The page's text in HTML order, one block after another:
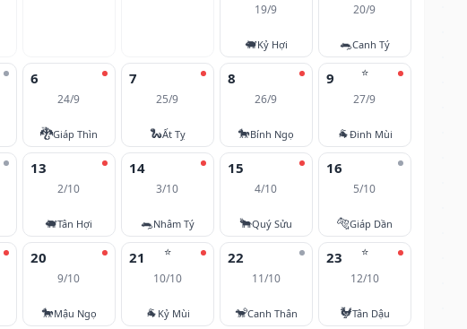
19/9
🐖Kỷ Hợi
20/9
🐀Canh Tý
6
24/9
🐉Giáp Thìn
7
25/9
🐍Ất Tỵ
8
26/9
🐎Bính Ngọ
⭐
9
27/9
🐐Đinh Mùi
13
2/10
🐖Tân Hợi
14
3/10
🐀Nhâm Tý
15
4/10
🐂Quý Sửu
16
5/10
🐅Giáp Dần
20
9/10
🐎Mậu Ngọ
⭐
21
10/10
🐐 Kỷ Mùi
22
11/10
🐒Canh Thân
⭐
23
12/10
🐓Tân Dậu